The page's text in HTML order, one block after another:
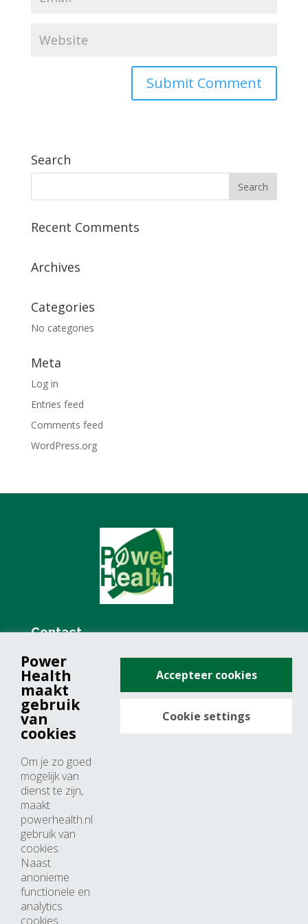
Search
Recent Comments
Archives
Categories
No categories
Meta
Log in
Entries feed
Comments feed
WordPress.org
Contact
+31 (0)76 571 19 68
info@powerhealth.nl
Adresse
4817 ZH breda
Nederland
Horaires d’ouvertures
Du lundi au jeudi: 09:00 – 17:00
Vendredi: 09:00 – 15:00
Power
Health
maakt
gebruik
van
cookies
Om je zo goed
mogelijk van
dienst te zijn,
maakt
powerhealth.nl
gebruik van
cookies.
Naast
anonieme
functionele en
analytics
cookies
Accepteer cookies
Cookie settings